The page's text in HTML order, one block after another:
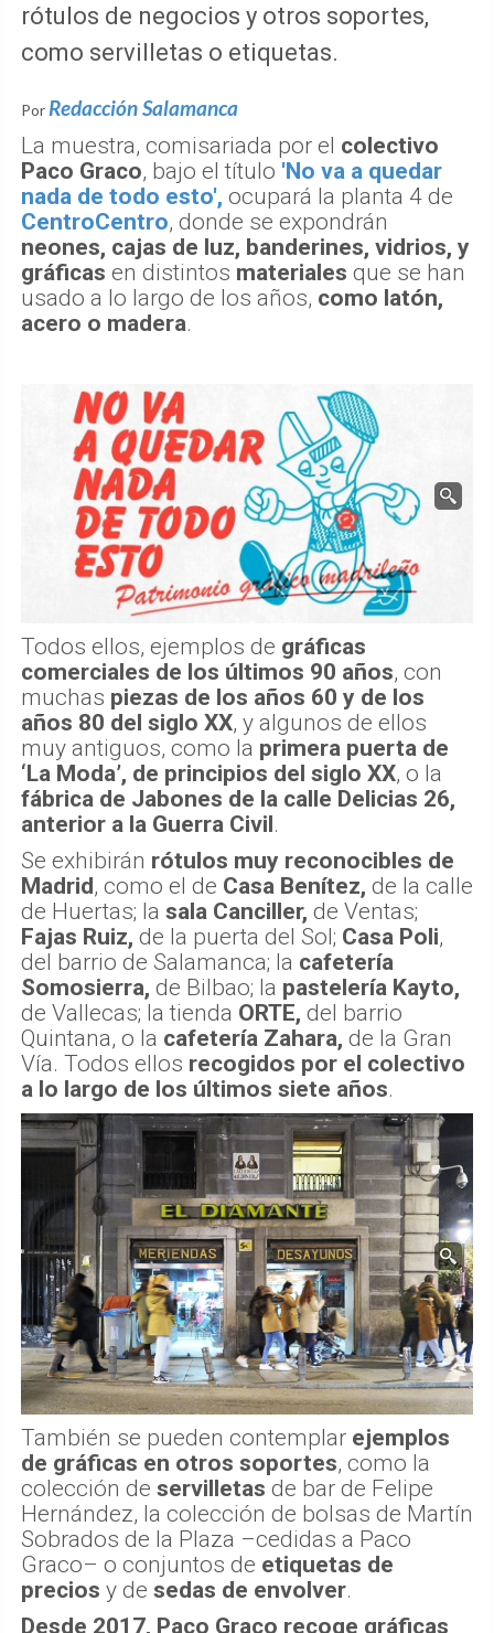
rótulos de negocios y otros soportes,
como servilletas o etiquetas.
Por Redacción Salamanca
La muestra, comisariada por el colectivo
Paco Graco, bajo el título 'No va a quedar
nada de todo esto', ocupará la planta 4 de
CentroCentro, donde se expondrán
neones, cajas de luz, banderines, vidrios, y
gráficas en distintos materiales que se han
usado a lo largo de los años, como latón,
acero o madera.
Todos ellos, ejemplos de gráficas
comerciales de los últimos 90 años, con
muchas piezas de los años 60 y de los
años 80 del siglo XX, y algunos de ellos
muy antiguos, como la primera puerta de
‘La Moda’, de principios del siglo XX, o la
fábrica de Jabones de la calle Delicias 26,
anterior a la Guerra Civil.
Se exhibirán rótulos muy reconocibles de
Madrid, como el de Casa Benítez, de la calle
de Huertas; la sala Canciller, de Ventas;
Fajas Ruiz, de la puerta del Sol; Casa Poli,
del barrio de Salamanca; la cafetería
Somosierra, de Bilbao; la pastelería Kayto,
de Vallecas; la tienda ORTE, del barrio
Quintana, o la cafetería Zahara, de la Gran
Vía. Todos ellos recogidos por el colectivo
a lo largo de los últimos siete años.
También se pueden contemplar ejemplos
de gráficas en otros soportes, como la
colección de servilletas de bar de Felipe
Hernández, la colección de bolsas de Martín
Sobrados de la Plaza –cedidas a Paco
Graco– o conjuntos de etiquetas de
precios y de sedas de envolver.
Desde 2017, Paco Graco recoge gráficas